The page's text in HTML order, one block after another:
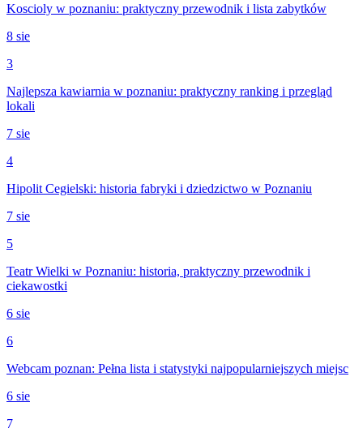
Koscioly w poznaniu: praktyczny przewodnik i lista zabytków
8 sie
3
Najlepsza kawiarnia w poznaniu: praktyczny ranking i przegląd
lokali
7 sie
4
Hipolit Cegielski: historia fabryki i dziedzictwo w Poznaniu
7 sie
5
Teatr Wielki w Poznaniu: historia, praktyczny przewodnik i
ciekawostki
6 sie
6
Webcam poznan: Pełna lista i statystyki najpopularniejszych miejsc
6 sie
7